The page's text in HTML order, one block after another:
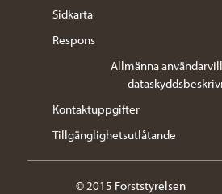
Sidkarta
Respons
Allmänna
Kontaktuppgifter
Tillgänglighetsutlåtande
© 2015 Forststyrelsen